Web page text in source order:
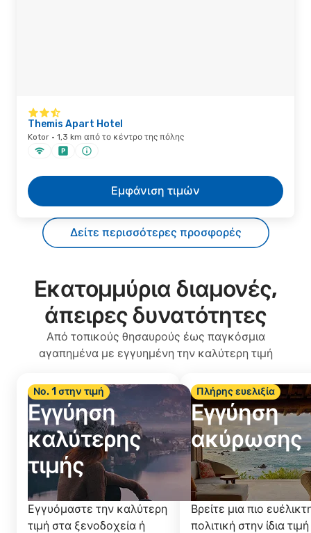
Themis Apart Hotel
Kotor · 1,3 km από το κέντρο της πόλης
Εμφάνιση τιμών
Δείτε περισσότερες προσφορές
Εκατομμύρια διαμονές,
άπειρες δυνατότητες
Από τοπικούς θησαυρούς έως παγκόσμια
αγαπημένα με εγγυημένη την καλύτερη τιμή
Νο. 1 στην τιμή
Εγγύηση
καλύτερης
τιμής
Εγγυόμαστε την καλύτερη
τιμή στα ξενοδοχεία ή
Πλήρης ευελιξία
Εγγύηση
ακύρωσης
Βρείτε μια πιο
πολιτική στην ίδια